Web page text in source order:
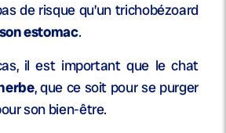
de risque qu’un trichobézoard
estomac.
il est important que le chat
, que ce soit pour se purger
son bien-être.